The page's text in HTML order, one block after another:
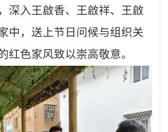
深入王啟香、王啟祥、王啟
中，送上节日问候与组织关
红色家风致以崇高敬意。